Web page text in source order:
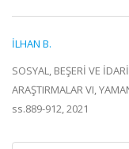
İLHAN B.
SOSYAL, BEŞERİ VE
ARAŞTIRMALAR VI,
ss.889-912, 2021